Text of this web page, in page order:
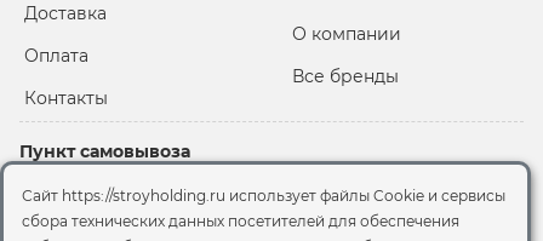
Доставка
Оплата
Контакты
О компании
Все бренды
Пункт самовывоза
2-й Иртышский проезд,
территория 2А стр.3
Сайт https://stroyholding.ru использует файлы Cookie и сервисы
сбора технических данных посетителей для обеспечения